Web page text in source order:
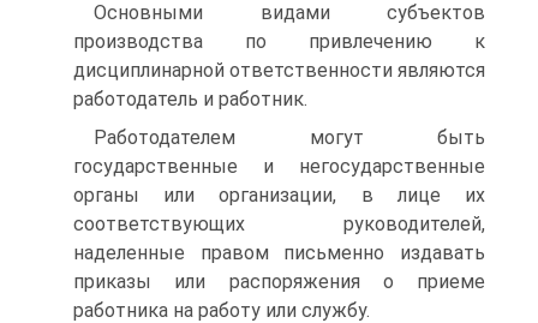
Основными видами субъектов
производства по привлечению к
дисциплинарной ответственности являются
работодатель и работник.
Работодателем могут быть
государственные и негосударственные
органы или организации, в лице их
соответствующих руководителей,
наделенные правом письменно издавать
приказы или распоряжения о приеме
работника на работу или службу.